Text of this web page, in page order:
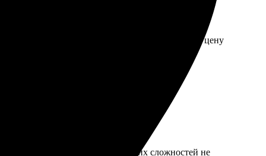
Процесс заказа понятен, легко загрузила
заказ и отправили уведомление. За такую цену
оформляется быстро, никаких сложностей не